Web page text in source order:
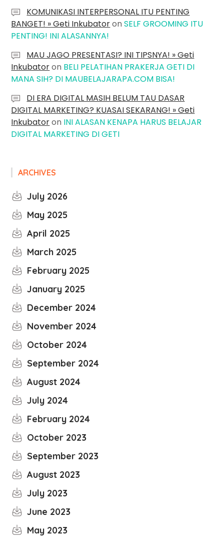
KOMUNIKASI INTERPERSONAL ITU PENTING
BANGET! » Geti InkubatoronSELF GROOMING ITU
PENTING! INI ALASANNYA!
MAU JAGO PRESENTASI? INI TIPSNYA! » Geti
Inkubatoron BELI PELATIHAN PRAKERJA GETI DI
MANA SIH? DI MAUBELAJARAPA.COM BISA!
DI ERA DIGITAL MASIH BELUM TAU DASAR
DIGITAL MARKETING? KUASAI SEKARANG! » Geti
Inkubatoron INI ALASAN KENAPA HARUS BELAJAR
DIGITAL MARKETING DI GETI
ARCHIVES
July 2026
May 2025
April 2025
March 2025
February 2025
January 2025
December 2024
November 2024
October 2024
September 2024
August 2024
July 2024
February 2024
October 2023
September 2023
August 2023
July 2023
June 2023
May 2023